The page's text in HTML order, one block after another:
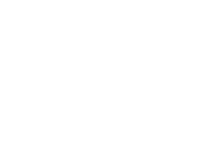
только,
человек находится в
отключения